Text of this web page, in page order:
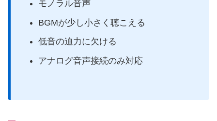
モノラル音声
BGMが少し小さく聴こえる
低音の迫力に欠ける
アナログ音声接続のみ対応